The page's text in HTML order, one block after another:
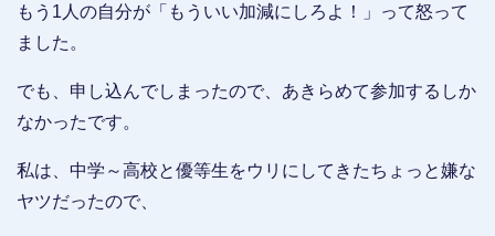
もう1人の自分が「もういい加減にしろよ！」って怒って
ました。
でも、申し込んでしまったので、あきらめて参加するしか
なかったです。
私は、中学～高校と優等生をウリにしてきたちょっと嫌な
ヤツだったので、